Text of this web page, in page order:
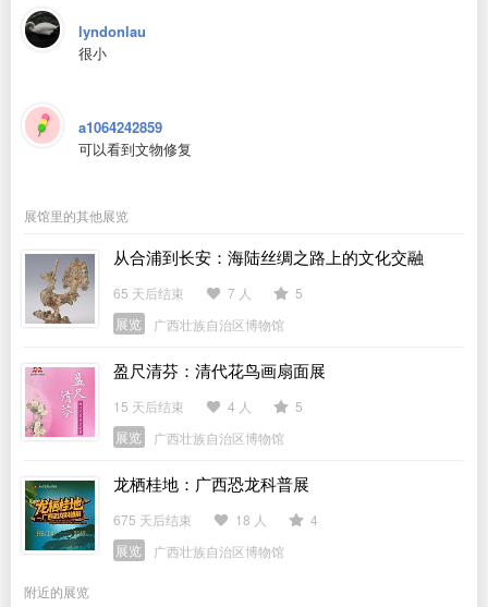
lyndonlau
很小
a1064242859
可以看到文物修复
展馆里的其他展览
从合浦到长安：海陆丝绸之路上的文化交融
65 天后结束 7 人
5
展览
广西壮族自治区博物馆
盈尺清芬：清代花鸟画扇面展
15 天后结束 4 人
5
展览
广西壮族自治区博物馆
龙栖桂地：广西恐龙科普展
675 天后结束 18 人
4
展览
广西壮族自治区博物馆
附近的展览